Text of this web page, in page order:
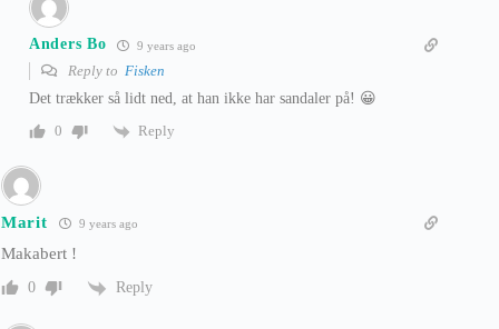
Anders Bo 9 years ago
Reply to Fisken
Det trækker så lidt ned, at han ikke har sandaler på! 😀
0
Reply
Marit 9 years ago
Makabert !
0 Reply